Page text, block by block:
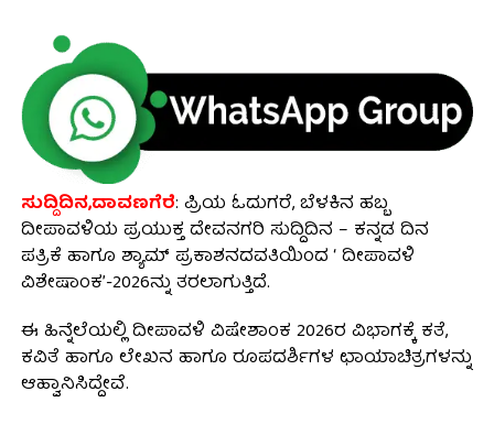
ಸುದ್ದಿದಿನ,ದಾವಣಗೆರೆ: ಪ್ರಿಯ ಓದುಗರೆ, ಬೆಳಕಿನ ಹಬ್ಬ
ದೀಪಾವಳಿಯ ಪ್ರಯುಕ್ತ ದೇವನಗರಿ ಸುದ್ದಿದಿನ – ಕನ್ನಡ ದಿನ
ಪತ್ರಿಕೆ ಹಾಗೂ ಶ್ಯಾಮ್ ಪ್ರಕಾಶನದವತಿಯಿಂದ ‘ ದೀಪಾವಳಿ
ವಿಶೇಷಾಂಕ’-2026ನ್ನು ತರಲಾಗುತ್ತಿದೆ.
ಈ‌ ಹಿನ್ನೆಲೆಯಲ್ಲಿ ದೀಪಾವಳಿ ವಿಷೇಶಾಂಕ 2026ರ ವಿಭಾಗಕ್ಕೆ ಕತೆ,
ಕವಿತೆ ಹಾಗೂ ಲೇಖನ ಹಾಗೂ ರೂಪದರ್ಶಿಗಳ ಛಾಯಾಚಿತ್ರಗಳನ್ನು
ಆಹ್ವಾನಿಸಿದ್ದೇವೆ.